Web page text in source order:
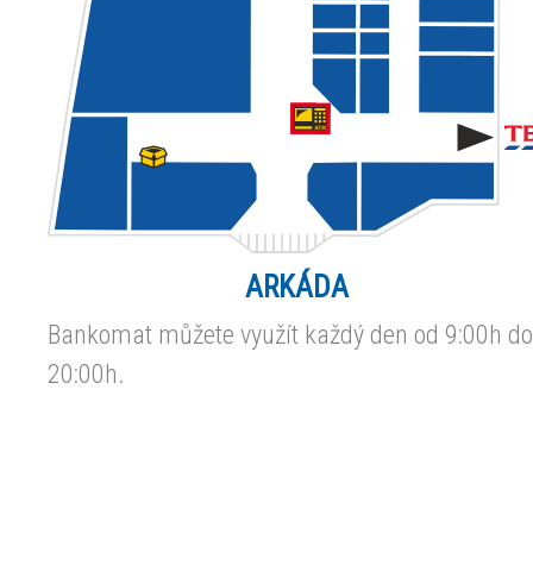
ARKÁDA
Bankomat můžete využít každý den od 9:00h do
20:00h.